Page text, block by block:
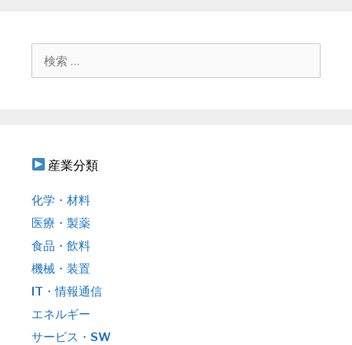
産業分類
化学・材料
医療・製薬
食品・飲料
機械・装置
IT・情報通信
エネルギー
サービス・SW